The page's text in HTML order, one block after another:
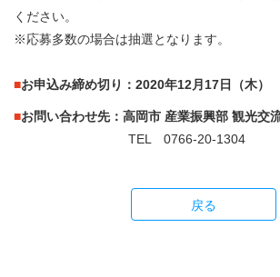
ください。
※応募多数の場合は抽選となります。
■お申込み締め切り：2020年12月17日（木）
■お問い合わせ先：高岡市 産業振興部 観光交
TEL 0766-20-1304
戻る